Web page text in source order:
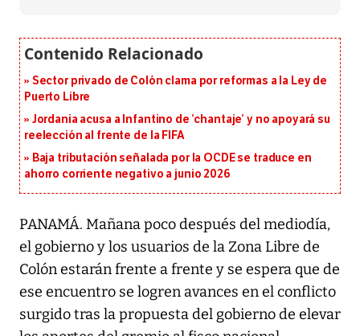
Sector privado de Colón clama por reformas a la Ley de
Puerto Libre
Jordania acusa a Infantino de ‘chantaje’ y no apoyará su
reelección al frente de la FIFA
Baja tributación señalada por la OCDE se traduce en
ahorro corriente negativo a junio 2026
PANAMÁ. Mañana poco después del mediodía,
el gobierno y los usuarios de la Zona Libre de
Colón estarán frente a frente y se espera que de
ese encuentro se logren avances en el conflicto
surgido tras la propuesta del gobierno de elevar